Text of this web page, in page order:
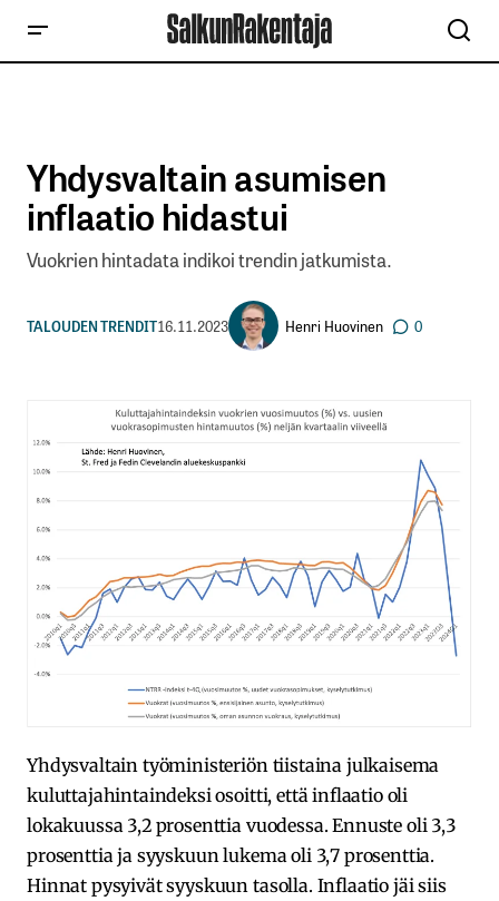
Yhdysvaltain asumisen
inflaatio hidastui
Vuokrien hintadata indikoi trendin jatkumista.
TALOUDEN TRENDIT16.11.2023 Henri Huovinen 0
Yhdysvaltain työministeriön tiistaina julkaisema
kuluttajahintaindeksi osoitti, että inflaatio oli
lokakuussa 3,2 prosenttia vuodessa. Ennuste oli 3,3
prosenttia ja syyskuun lukema oli 3,7 prosenttia.
Hinnat pysyivät syyskuun tasolla. Inflaatio jäi siis